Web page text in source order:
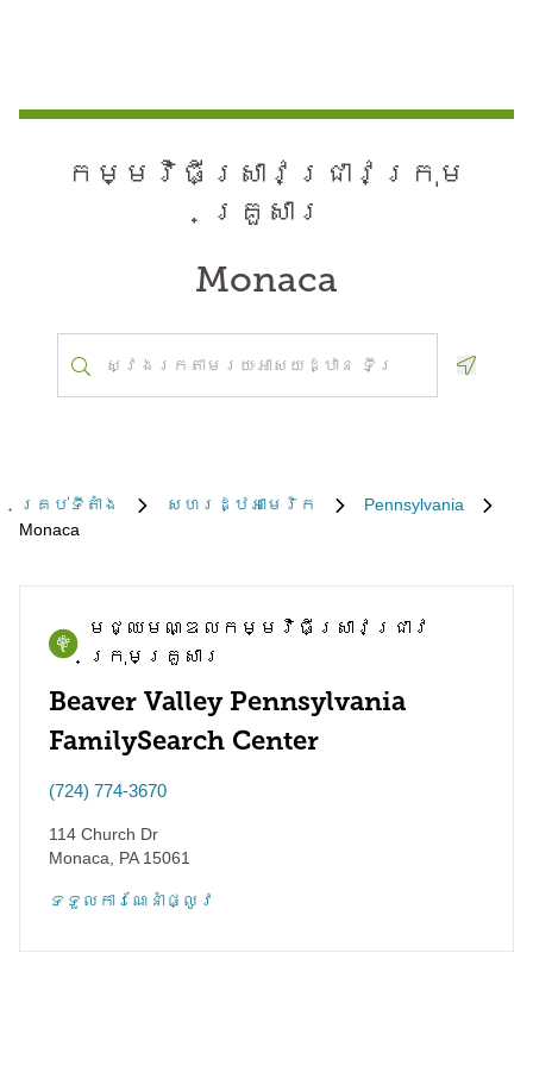
កម្មវិធី​ស្រាវជ្រាវ​ក្រុម
គ្រួសារ
Monaca
គ្រប់​ទីតាំង សហរដ្ឋអាមេរិក
Pennsylvania
Monaca
មជ្ឈមណ្ឌល​កម្មវិធី​ស្រាវជ្រាវ​
ក្រុមគ្រួសារ
Beaver Valley Pennsylvania
FamilySearch Center
(724) 774-3670
114 Church Dr
Monaca
PA15061
ទទួល​ការណែនាំ​ផ្លូវ